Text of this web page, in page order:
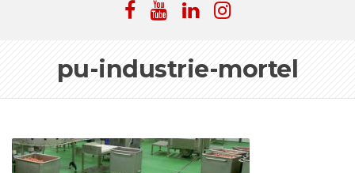
pu-industrie-mortel